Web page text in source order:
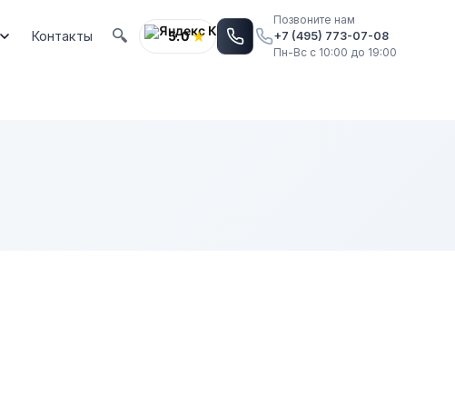
Контакты 5.0★
Позвоните нам
+7 (495) 773-07-08
Пн-Вс c 10:00 до 19:00